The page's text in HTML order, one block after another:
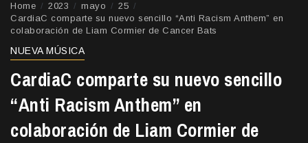
Home 2023 mayo
25
CardiaC comparte su nuevo sencillo “Anti Racism Anthem” en
colaboración de Liam Cormier de Cancer Bats
NUEVA MÚSICA
CardiaC comparte su nuevo sencillo
“Anti Racism Anthem” en
colaboración de Liam Cormier de